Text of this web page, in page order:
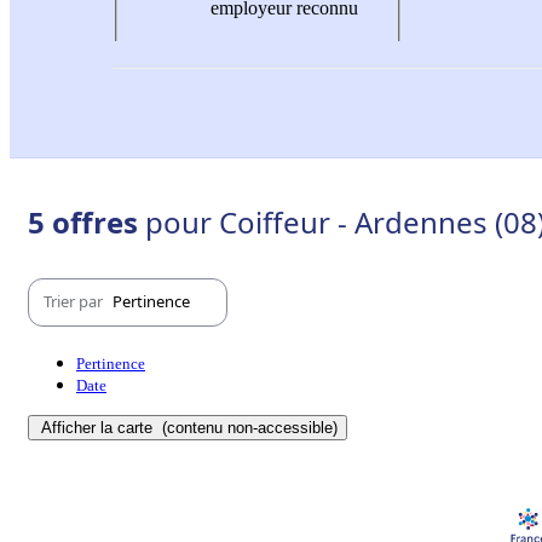
employeur reconnu
5 offres pour Coiffeur - Ardennes
Trier par Pertinence
Pertinence
Date
Afficher la carte (contenu non-accessible)